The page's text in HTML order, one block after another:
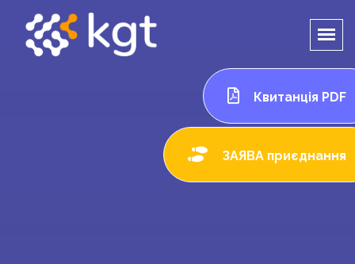
Квитанція PDF
ЗАЯВА приєднання